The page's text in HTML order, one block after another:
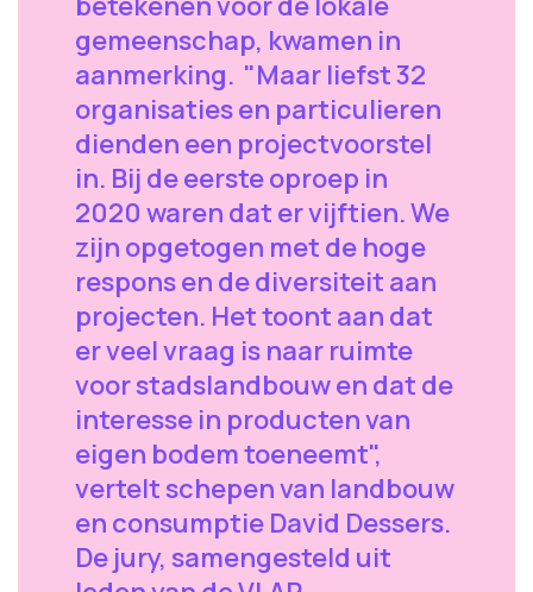
gemeenschap, kwamen in
aanmerking. "Maar liefst 32
organisaties en particulieren
dienden een projectvoorstel
in. Bij de eerste oproep in
2020 waren dat er vijftien. We
zijn opgetogen met de hoge
respons en de diversiteit aan
projecten. Het toont aan dat
er veel vraag is naar ruimte
voor stadslandbouw en dat de
interesse in producten van
eigen bodem toeneemt",
vertelt schepen van landbouw
en consumptie David Dessers.
De jury, samengesteld uit